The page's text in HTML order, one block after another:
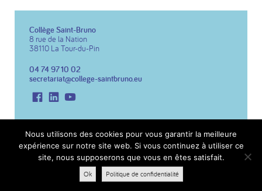
Collège Saint-Bruno
8 rue de la Nation
38110 La Tour-du-Pin
04 74 97 10 02
secretariat@college-saintbruno.eu
FacebookLinkedIn
Copyright 2026 Collège St Bruno
Réalisation du site :Notre Studio
Mentions légales
Politique de confidentialité
Nous utilisons des cookies pour vous garantir la meilleure
expérience sur notre site web. Si vous continuez à utiliser ce
site, nous supposerons que vous en êtes satisfait.
Ok Politique de confidentialité